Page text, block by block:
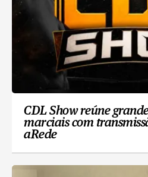
CDL Show reúne
marciais com
aRede